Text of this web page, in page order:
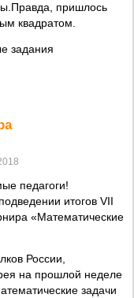
пришлось
квадратом.
задания
педагоги!
итогов VII
«Математические
России,
на прошлой неделе
задачи